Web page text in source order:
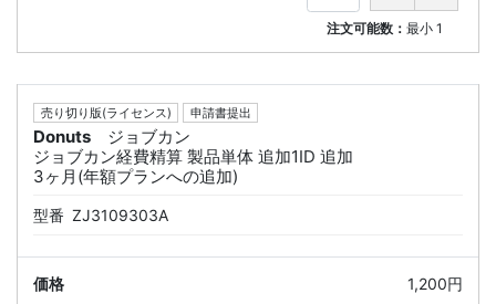
注文可能数：最小 1
売り切り版(ライセンス) 申請書提出
Donuts
ジョブカン
ジョブカン経費精算 製品単体 追加1ID 追加
3ヶ月(年額プランへの追加)
型番 ZJ3109303A
1,200円